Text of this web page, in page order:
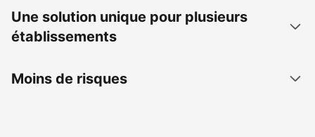
Une solution unique pour plusieurs
établissements
Moins de risques